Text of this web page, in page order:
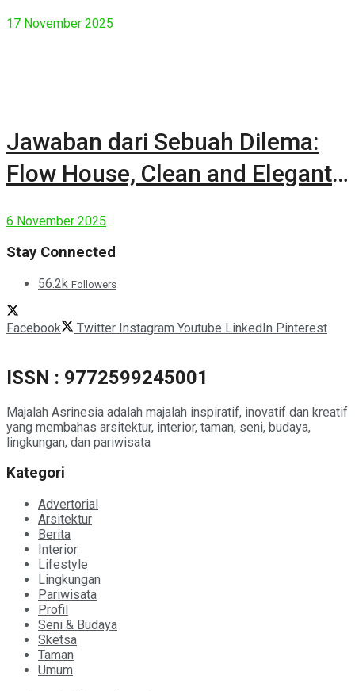
17 November 2025
Jawaban dari Sebuah Dilema:
Flow House, Clean and Elegant
6 November 2025
Stay Connected
56.2k Followers
Facebook Twitter Instagram Youtube LinkedIn Pinterest
ISSN : 9772599245001
Majalah Asrinesia adalah majalah inspiratif, inovatif dan kreatif
yang membahas arsitektur, interior, taman, seni, budaya,
lingkungan, dan pariwisata
Kategori
Advertorial
Arsitektur
Berita
Interior
Lifestyle
Lingkungan
Pariwisata
Profil
Seni & Budaya
Sketsa
Taman
Umum